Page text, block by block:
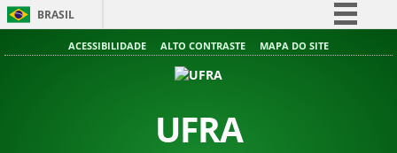
BRASIL
Simplifique!
Acesso à informação
ACESSIBILIDADE ALTO CONTRASTE MAPA DO SITE
UFRA